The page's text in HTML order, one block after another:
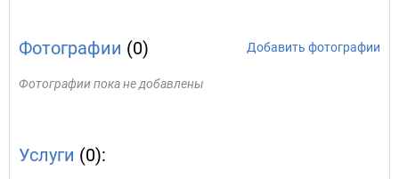
Фотографии (0) Добавить фотографии
Фотографии пока не добавлены
Услуги (0):